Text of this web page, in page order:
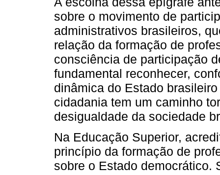
sobre o movimento de
administrativos brasileiros,
relação da formação de
consciência de participação
fundamental reconhecer,
dinâmica do Estado
cidadania tem um caminho
desigualdade da sociedade
Na Educação Superior,
princípio da formação de
sobre o Estado democrático.